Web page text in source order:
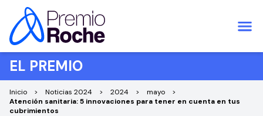
Saltar al contenido
EL PREMIO
Inicio Noticias 2024 2024
mayo
Atención sanitaria: 5 innovaciones para tener en cuenta en tus
cubrimientos